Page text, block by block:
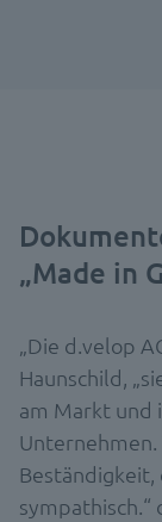
„Made in
„Die d.velop
Haunschild,
am Markt und
sympathisch.“